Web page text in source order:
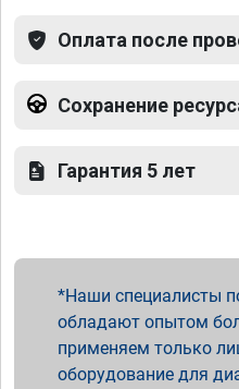
Оплата после
Сохранение
Гарантия 5 лет
Наши специалисты
обладают опытом
применяем только
оборудование для